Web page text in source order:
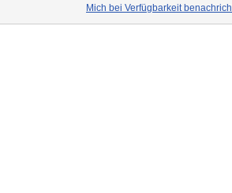
Mich bei Verfügbarkeit